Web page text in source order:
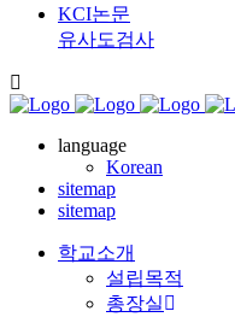
KCI논문
유사도검사
language
Korean
sitemap
sitemap
학교소개
설립목적
총장실